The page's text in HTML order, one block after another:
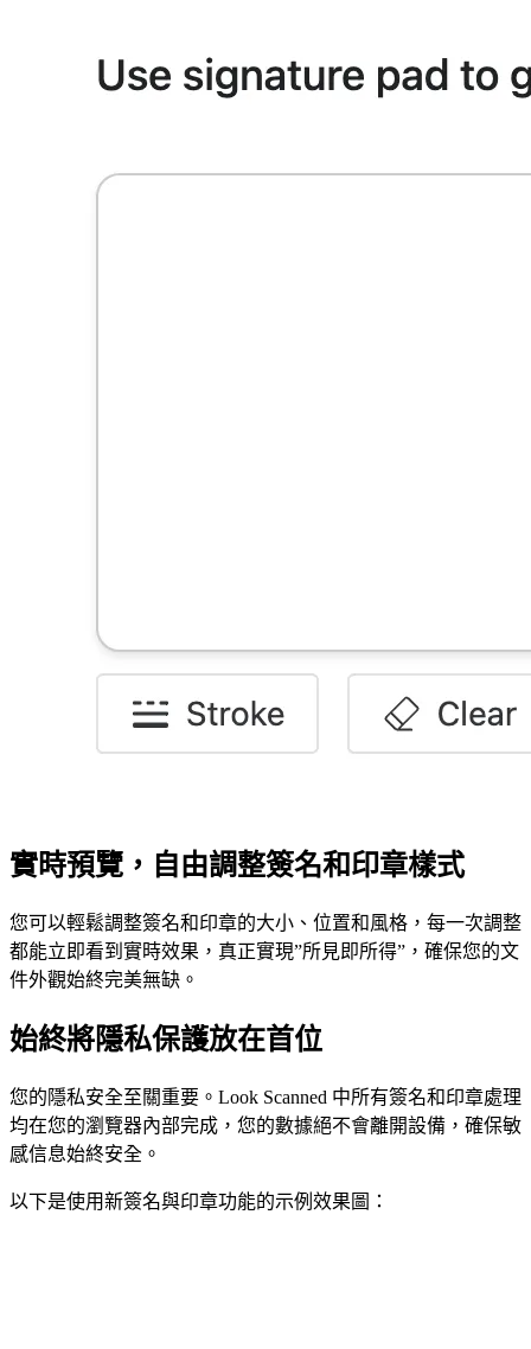
實時預覽，自由調整簽名和印章樣式
您可以輕鬆調整簽名和印章的大小、位置和風格，每一次調整
都能立即看到實時效果，真正實現”所見即所得”，確保您的文
件外觀始終完美無缺。
始終將隱私保護放在首位
您的隱私安全至關重要。Look Scanned 中所有簽名和印章處理
均在您的瀏覽器內部完成，您的數據絕不會離開設備，確保敏
感信息始終安全。
以下是使用新簽名與印章功能的示例效果圖：